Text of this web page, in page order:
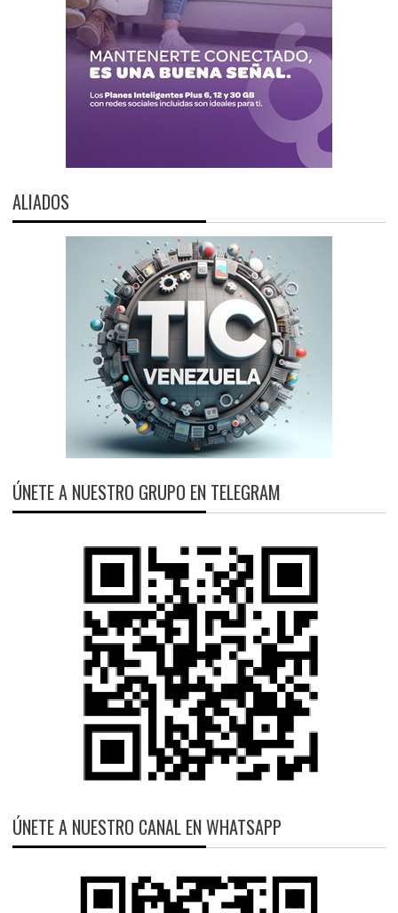
ALIADOS
ÚNETE A NUESTRO GRUPO EN TELEGRAM
ÚNETE A NUESTRO CANAL EN WHATSAPP